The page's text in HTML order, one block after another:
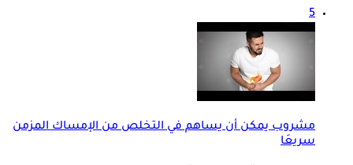
5
مشروب يمكن أن يساهم في التخلص من الإمساك المزمن
سريعَا